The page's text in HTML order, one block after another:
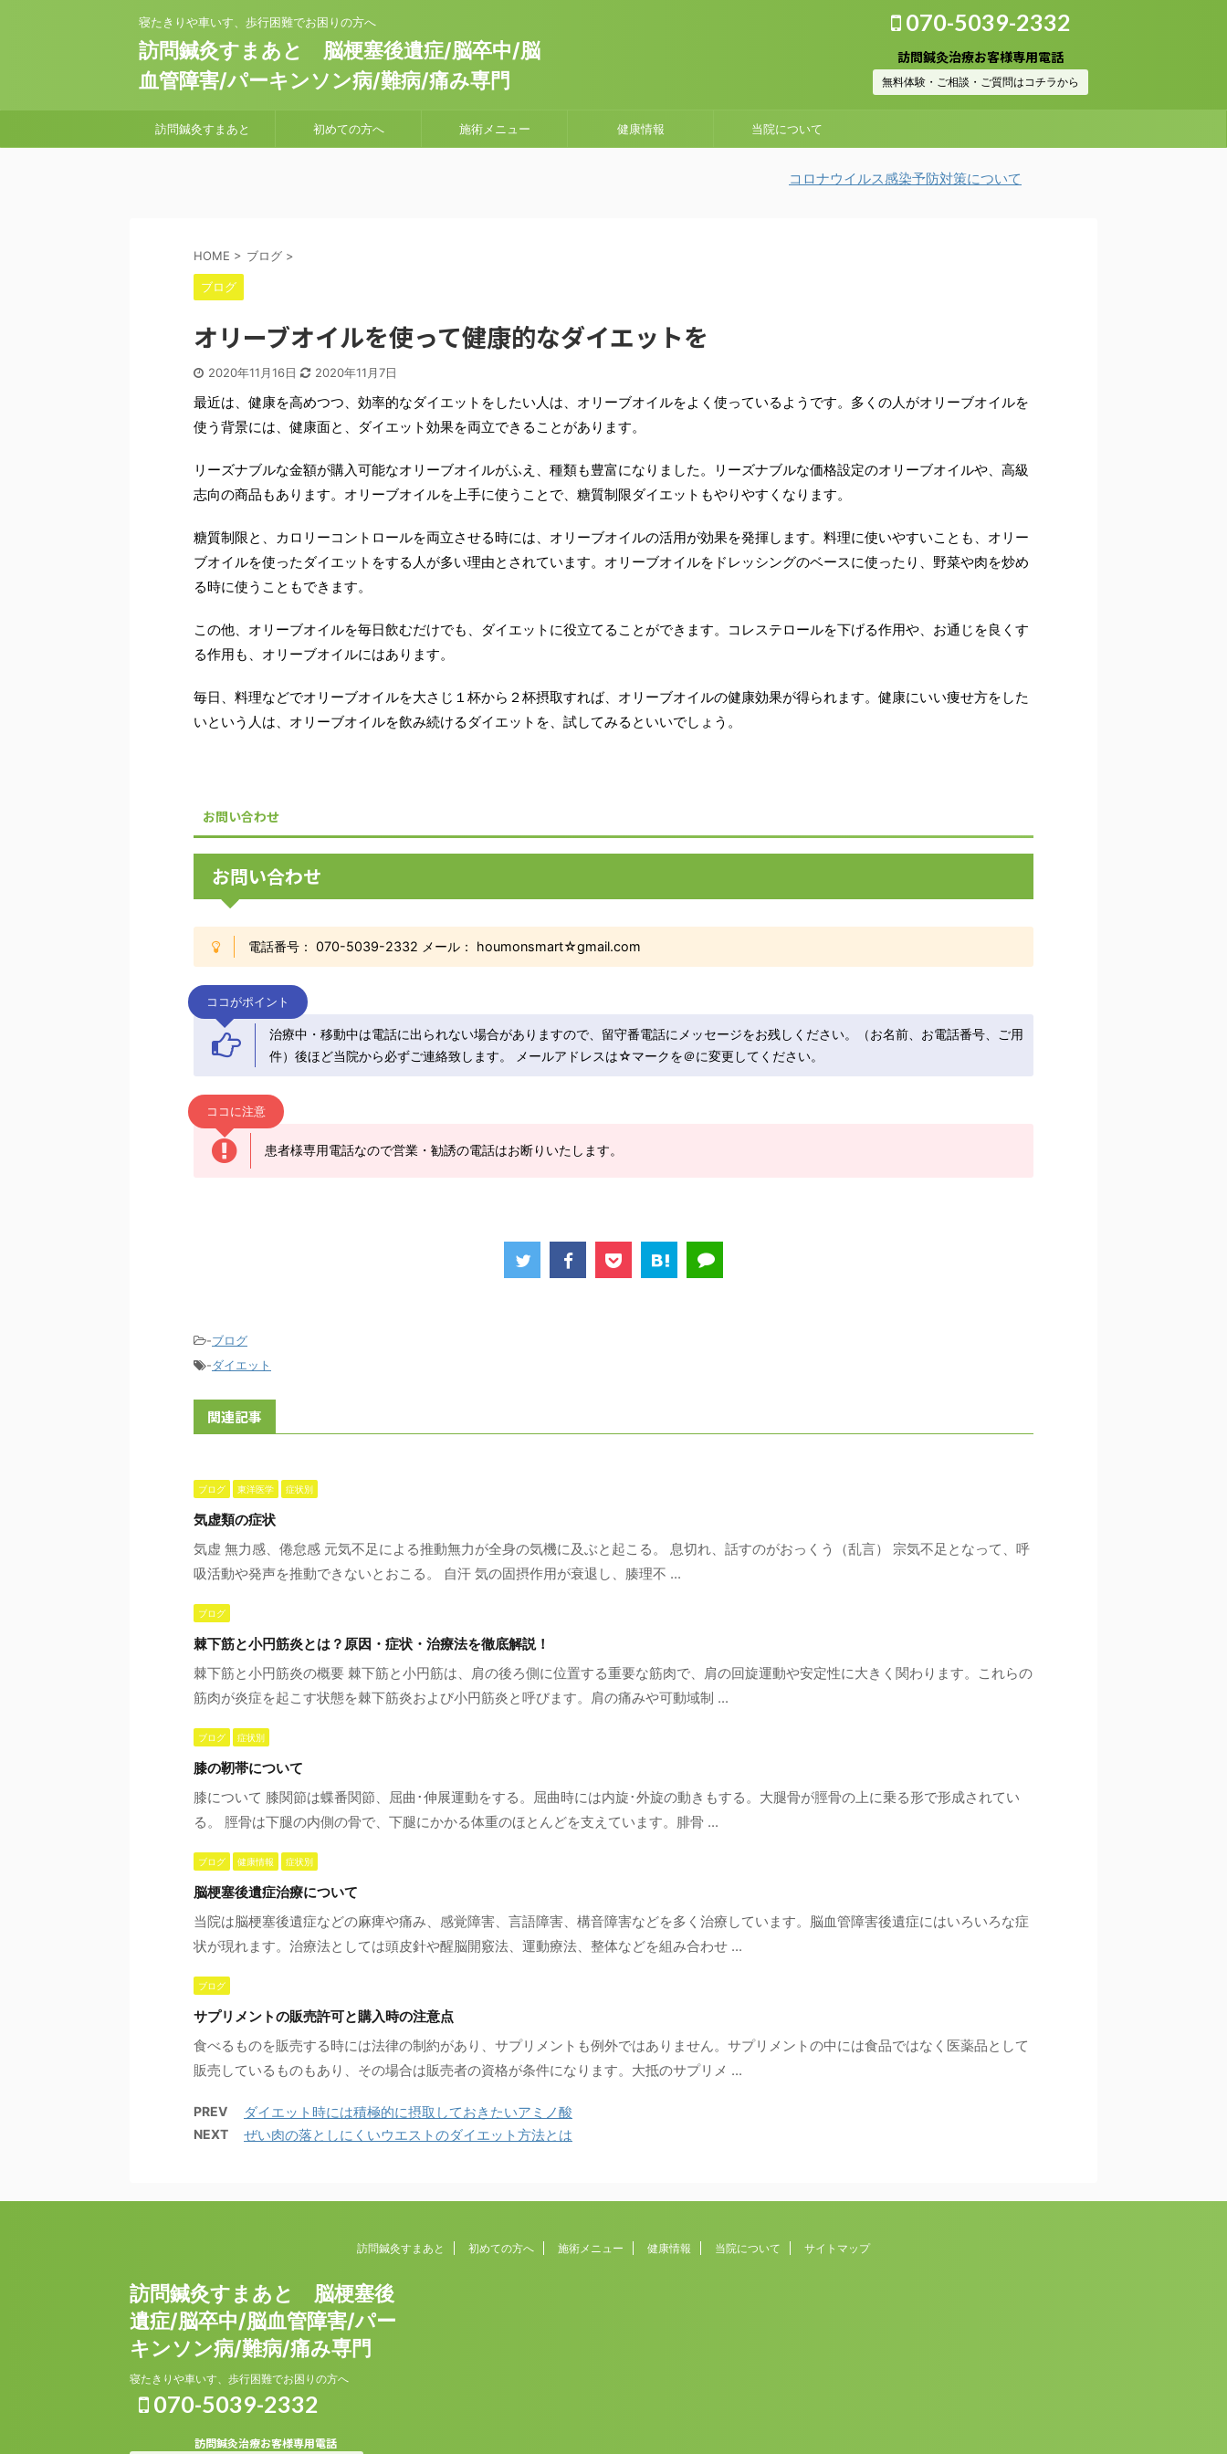
寝たきりや車いす、歩行困難でお困りの方へ
訪問鍼灸すまあと 脳梗塞後遺症/脳卒中/脳
血管障害/パーキンソン病/難病/痛み専門
070-5039-2332
訪問鍼灸治療お客様専用電話
無料体験・ご相談・ご質問はコチラから
訪問鍼灸すまあと 初めての方へ 施術メニュー 健康情報 当院について
コロナウイルス感染予防対策について
HOME > ブログ >
ブログ
オリーブオイルを使って健康的なダイエットを
2020年11月16日 2020年11月7日
最近は、健康を高めつつ、効率的なダイエットをしたい人は、オリーブオイルをよく使っているようです。多くの人がオリーブオイルを
使う背景には、健康面と、ダイエット効果を両立できることがあります。
リーズナブルな金額が購入可能なオリーブオイルがふえ、種類も豊富になりました。リーズナブルな価格設定のオリーブオイルや、高級
志向の商品もあります。オリーブオイルを上手に使うことで、糖質制限ダイエットもやりやすくなります。
糖質制限と、カロリーコントロールを両立させる時には、オリーブオイルの活用が効果を発揮します。料理に使いやすいことも、オリー
ブオイルを使ったダイエットをする人が多い理由とされています。オリーブオイルをドレッシングのベースに使ったり、野菜や肉を炒め
る時に使うこともできます。
この他、オリーブオイルを毎日飲むだけでも、ダイエットに役立てることができます。コレステロールを下げる作用や、お通じを良くす
る作用も、オリーブオイルにはあります。
毎日、料理などでオリーブオイルを大さじ１杯から２杯摂取すれば、オリーブオイルの健康効果が得られます。健康にいい痩せ方をした
いという人は、オリーブオイルを飲み続けるダイエットを、試してみるといいでしょう。
お問い合わせ
お問い合わせ
電話番号： 070-5039-2332 メール： houmonsmart☆gmail.com
ココがポイント
治療中・移動中は電話に出られない場合がありますので、留守番電話にメッセージをお残しください。（お名前、お電話番号、ご用
件）後ほど当院から必ずご連絡致します。 メールアドレスは☆マークを＠に変更してください。
ココに注意
患者様専用電話なので営業・勧誘の電話はお断りいたします。
-ブログ
-ダイエット
関連記事
ブログ 東洋医学 症状別
気虚類の症状
気虚 無力感、倦怠感 元気不足による推動無力が全身の気機に及ぶと起こる。 息切れ、話すのがおっくう（乱言） 宗気不足となって、呼
吸活動や発声を推動できないとおこる。 自汗 気の固摂作用が衰退し、腠理不 ...
ブログ
棘下筋と小円筋炎とは？原因・症状・治療法を徹底解説！
棘下筋と小円筋炎の概要 棘下筋と小円筋は、肩の後ろ側に位置する重要な筋肉で、肩の回旋運動や安定性に大きく関わります。これらの
筋肉が炎症を起こす状態を棘下筋炎および小円筋炎と呼びます。肩の痛みや可動域制 ...
ブログ 症状別
膝の靭帯について
膝について 膝関節は蝶番関節、屈曲･伸展運動をする。屈曲時には内旋･外旋の動きもする。大腿骨が脛骨の上に乗る形で形成されてい
る。 脛骨は下腿の内側の骨で、下腿にかかる体重のほとんどを支えています。腓骨 ...
ブログ 健康情報 症状別
脳梗塞後遺症治療について
当院は脳梗塞後遺症などの麻痺や痛み、感覚障害、言語障害、構音障害などを多く治療しています。脳血管障害後遺症にはいろいろな症
状が現れます。治療法としては頭皮針や醒脳開竅法、運動療法、整体などを組み合わせ ...
ブログ
サプリメントの販売許可と購入時の注意点
食べるものを販売する時には法律の制約があり、サプリメントも例外ではありません。サプリメントの中には食品ではなく医薬品として
販売しているものもあり、その場合は販売者の資格が条件になります。大抵のサプリメ ...
PREV ダイエット時には積極的に摂取しておきたいアミノ酸
NEXT ぜい肉の落としにくいウエストのダイエット方法とは
訪問鍼灸すまあと 初めての方へ 施術メニュー 健康情報 当院について サイトマップ
訪問鍼灸すまあと 脳梗塞後
遺症/脳卒中/脳血管障害/パー
キンソン病/難病/痛み専門
寝たきりや車いす、歩行困難でお困りの方へ
070-5039-2332
訪問鍼灸治療お客様専用電話